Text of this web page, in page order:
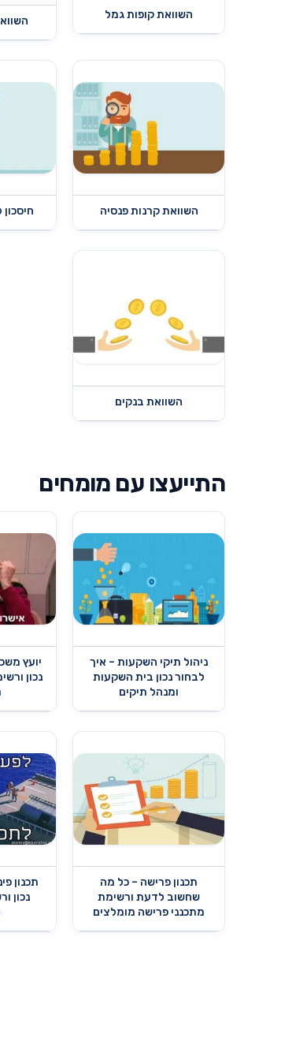
השוואת קופות גמל
השוואת קרנות פנסיה
השוואת בנקים
התייעצו עם מומחים
ניהול תיקי השקעות – איך
לבחור נכון בית השקעות
ומנהל תיקים
יועץ
נכון
תכנון פרישה – כל מה
שחשוב לדעת ורשימת
מתכנני פרישה מומלצים
תכנון
נכון